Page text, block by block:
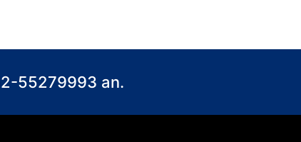
55279993 an.